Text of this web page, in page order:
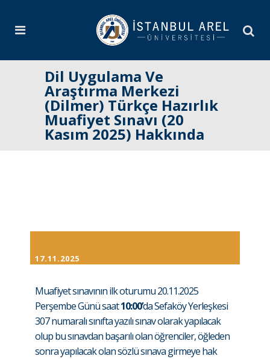
Dil Uygulama Ve
Araştırma Merkezi
(Dilmer) Türkçe Hazırlık
Muafiyet Sınavı (20
Kasım 2025) Hakkında
17.11.2025
Muafiyet sınavının ilk oturumu 20.11.2025
Perşembe Günü saat10:00’da Sefaköy Yerleşkesi
307 numaralı sınıfta yazılı sınav olarak yapılacak
olup bu sınavdan başarılı olan öğrenciler, öğleden
sonra yapılacak olan sözlü sınava girmeye hak